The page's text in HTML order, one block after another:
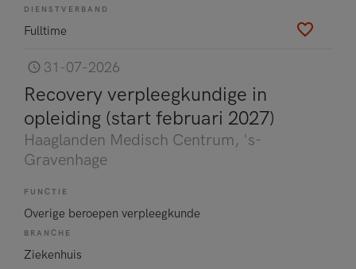
DIENSTVERBAND
Fulltime
31-07-2026
Recovery verpleegkundige in
opleiding (start februari 2027)
Haaglanden Medisch Centrum, 's-
Gravenhage
FUNCTIE
Overige beroepen verpleegkunde
BRANCHE
Ziekenhuis